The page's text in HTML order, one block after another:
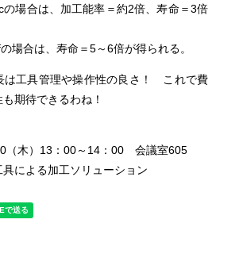
の場合は、加工能率＝約2倍、寿命＝3倍
場合は、寿命＝5～6倍が得られる。
は工具管理や操作性の良さ！ これで費
期待できるわね！
（木）13：00～14：00 会議室605
具による加工ソリューション